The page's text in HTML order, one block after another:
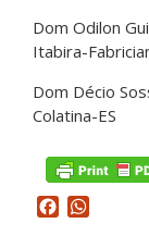
Dom Odilon
Itabira-
Dom Décio
Colatina-ES
Facebook